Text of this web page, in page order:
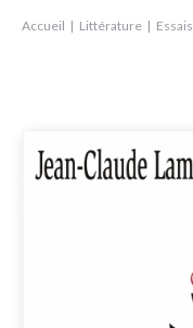
Accueil Littérature